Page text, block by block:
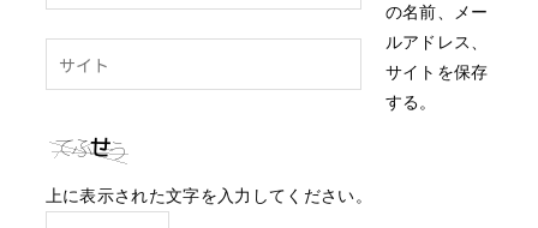
の名前、メー
ルアドレス、
サイトを保存
する。
上に表示された文字を入力してください。